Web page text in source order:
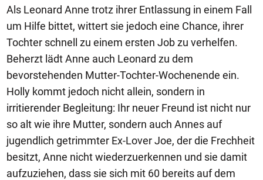
Als Leonard Anne trotz ihrer Entlassung in einem Fall
um Hilfe bittet, wittert sie jedoch eine Chance, ihrer
Tochter schnell zu einem ersten Job zu verhelfen.
Beherzt lädt Anne auch Leonard zu dem
bevorstehenden Mutter-Tochter-Wochenende ein.
Holly kommt jedoch nicht allein, sondern in
irritierender Begleitung: Ihr neuer Freund ist nicht nur
so alt wie ihre Mutter, sondern auch Annes auf
jugendlich getrimmter Ex-Lover Joe, der die Frechheit
besitzt, Anne nicht wiederzuerkennen und sie damit
aufzuziehen, dass sie sich mit 60 bereits auf dem